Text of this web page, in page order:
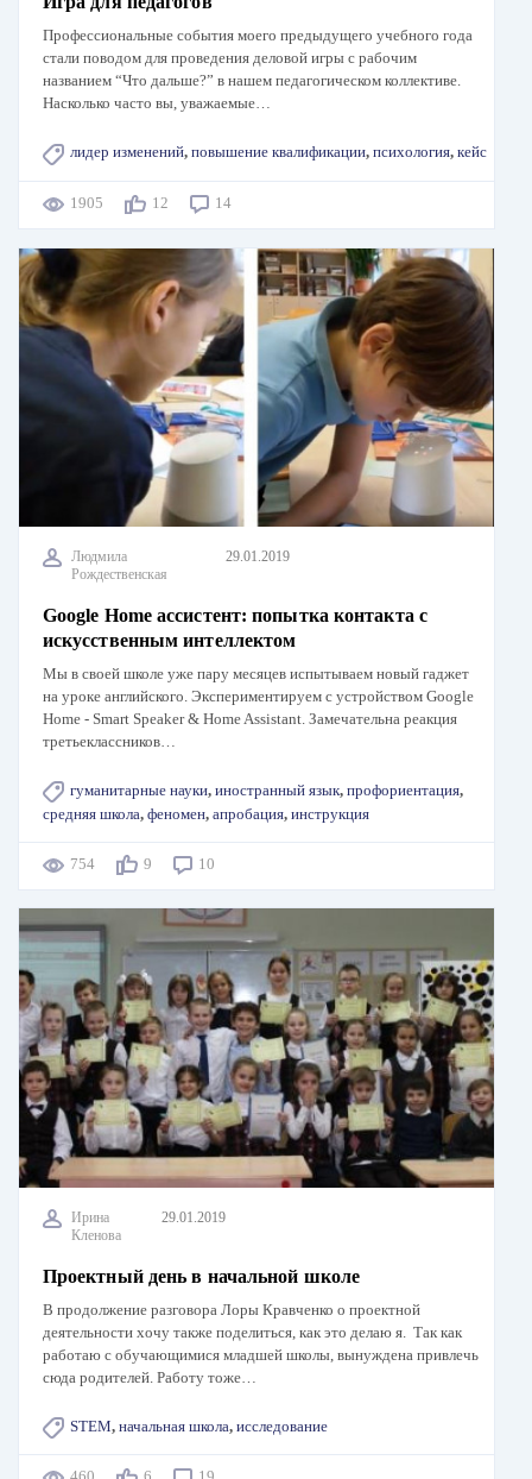
Профессиональные события моего предыдущего учебного года
стали поводом для проведения деловой игры с рабочим
названием “Что дальше?” в нашем педагогическом коллективе.
Насколько часто вы, уважаемые…
лидер изменений, повышение квалификации, психология, кейс
1905 12 14
Людмила
Рождественская
29.01.2019
Google Home ассистент: попытка контакта с
искусственным интеллектом
Мы в своей школе уже пару месяцев испытываем новый гаджет
на уроке английского. Экспериментируем с устройством Google
Home - Smart Speaker & Home Assistant. Замечательна реакция
третьеклассников…
гуманитарные науки, иностранный язык, профориентация,
средняя школа, феномен, апробация, инструкция
754 9 10
Ирина
Кленова
29.01.2019
Проектный день в начальной школе
В продолжение разговора Лоры Кравченко о проектной
деятельности хочу также поделиться, как это делаю я. Так как
работаю с обучающимися младшей школы, вынуждена привлечь
сюда родителей. Работу тоже…
STEM, начальная школа, исследование